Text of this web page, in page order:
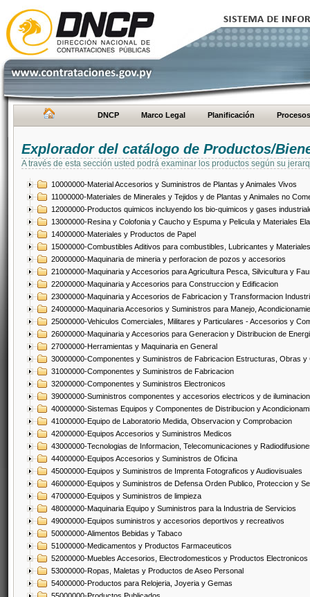
DNCP Marco Legal Planificación Procesos
Explorador del catálogo de Productos/
A través de esta sección usted podrá examinar los productos según su
10000000-Material Accesorios y Suministros de Plantas y Animales Vivos
11000000-Materiales de Minerales y Tejidos y de Plantas y Animales no
12000000-Productos quimicos incluyendo los bio-quimicos y gases
13000000-Resina y Colofonia y Caucho y Espuma y Pelicula y Materiales
14000000-Materiales y Productos de Papel
15000000-Combustibles Aditivos para combustibles, Lubricantes y
20000000-Maquinaria de mineria y perforacion de pozos y accesorios
21000000-Maquinaria y Accesorios para Agricultura Pesca, Silvicultura y
22000000-Maquinaria y Accesorios para Construccion y Edificacion
23000000-Maquinaria y Accesorios de Fabricacion y Transformacion
24000000-Maquinaria Accesorios y Suministros para Manejo,
25000000-Vehiculos Comerciales, Militares y Particulares - Accesorios y
26000000-Maquinaria y Accesorios para Generacion y Distribucion de
27000000-Herramientas y Maquinaria en General
30000000-Componentes y Suministros de Fabricacion Estructuras, Obras
31000000-Componentes y Suministros de Fabricacion
32000000-Componentes y Suministros Electronicos
39000000-Suministros componentes y accesorios electricos y de iluminacion
40000000-Sistemas Equipos y Componentes de Distribucion y
41000000-Equipo de Laboratorio Medida, Observacion y Comprobacion
42000000-Equipos Accesorios y Suministros Medicos
43000000-Tecnologias de Informacion, Telecomunicaciones y
44000000-Equipos Accesorios y Suministros de Oficina
45000000-Equipos y Suministros de Imprenta Fotograficos y Audiovisuales
46000000-Equipos y Suministros de Defensa Orden Publico, Proteccion y
47000000-Equipos y Suministros de limpieza
48000000-Maquinaria Equipo y Suministros para la Industria de Servicios
49000000-Equipos suministros y accesorios deportivos y recreativos
50000000-Alimentos Bebidas y Tabaco
51000000-Medicamentos y Productos Farmaceuticos
52000000-Muebles Accesorios, Electrodomesticos y Productos Electronicos
53000000-Ropas, Maletas y Productos de Aseo Personal
54000000-Productos para Relojeria, Joyeria y Gemas